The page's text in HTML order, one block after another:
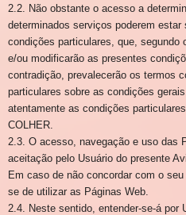
2.2. Não obstante o acesso a
determinados serviços poderem estar
condições particulares, que,
e/ou modificarão as presentes
contradição, prevalecerão os termos
particulares sobre as condições
atentamente as condições
COLHER.
2.3. O acesso, navegação e uso das
aceitação pelo Usuário do presente
Em caso de não concordar com o
se de utilizar as Páginas Web.
2.4. Neste sentido, entender-se-á por